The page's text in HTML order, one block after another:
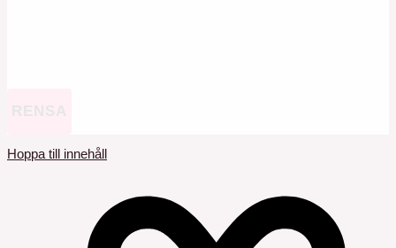
RENSA
Hoppa till innehåll